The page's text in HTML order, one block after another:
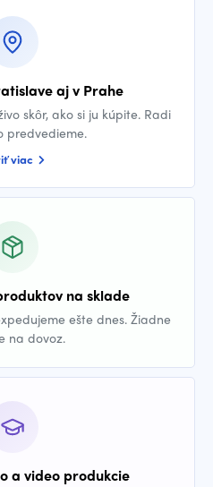
aj v Prahe
skôr, ako si ju kúpite. Radi
predvedieme.
viac
na sklade
ešte dnes. Žiadne
na dovoz.
a video produkcie